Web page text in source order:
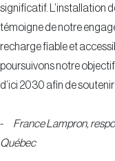
significatif. L’installation
témoigne de notre
recharge fiable et
poursuivons notre
d’ici 2030 afin de
-
France Lampron,
Québec